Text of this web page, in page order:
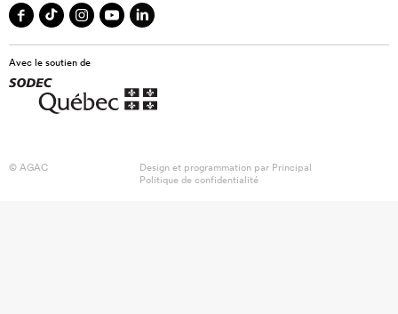
Avec le soutien de
© AGAC Design et programmation par Principal
Politique de confidentialité